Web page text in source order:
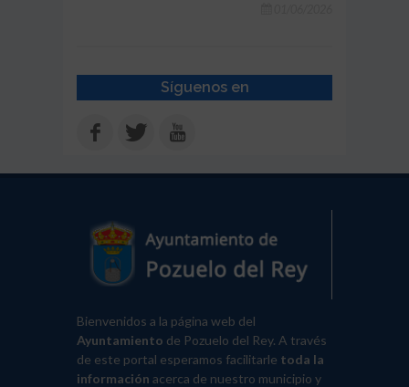
Síguenos en
Bienvenidos a la página web del
Ayuntamiento de Pozuelo del Rey. A través
de este portal esperamos facilitarle toda la
información acerca de nuestro municipio y